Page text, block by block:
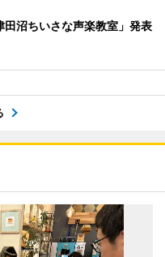
田沼ちいさな声楽教室」発表